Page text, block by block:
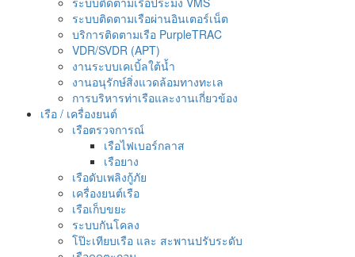
ระบบติดตามเรือผ่านอินเตอร์เน็ต
บริการติดตามเรือ PurpleTRAC
VDR/SVDR (APT)
งานระบบเคเบิ้ลใต้น้ำ
งานอนุรักษ์สิ่งแวดล้อมทางทะเล
การบริหารท่าเรือและงานเกี่ยวข้อง
เรือ / เครื่องยนต์
เรือตรวจการณ์
เรือไฟเบอร์กลาส
เรือยาง
เรือดับเพลิงกู้ภัย
เครื่องยนต์เรือ
เรือเก็บขยะ
ระบบกันโคลง
โป๊ะเทียบเรือ และ สะพานปรับระดับ